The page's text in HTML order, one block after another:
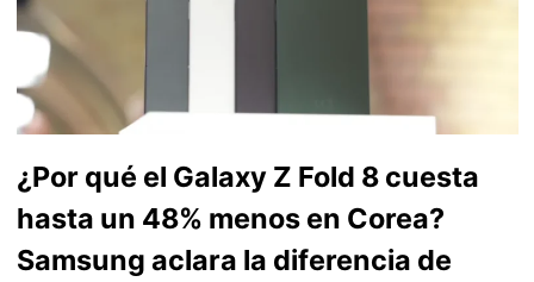
¿Por qué el Galaxy Z Fold 8 cuesta
hasta un 48% menos en Corea?
Samsung aclara la diferencia de